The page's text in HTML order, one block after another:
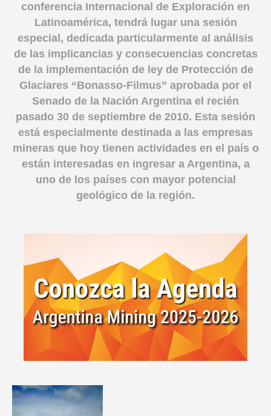
conferencia Internacional de Exploración en
Latinoamérica, tendrá lugar una sesión
especial, dedicada particularmente al análisis
de las implicancias y consecuencias concretas
de la implementación de ley de Protección de
Glaciares “Bonasso-Filmus” aprobada por el
Senado de la Nación Argentina el recién
pasado 30 de septiembre de 2010. Esta sesión
está especialmente destinada a las empresas
mineras que hoy tienen actividades en el país o
están interesadas en ingresar a Argentina, a
uno de los países con mayor potencial
geológico de la región.